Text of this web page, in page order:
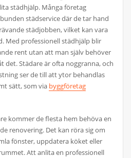
städhjälp. Många företag
städservice där de tar hand
städjobben, vilket kan vara
Med professionell städhjälp blir
rent utan att man själv behöver
det. Städare är ofta noggranna, och
ser de till att ytor behandlas
sätt, som via byggföretag
kommer de flesta hem behöva en
renovering. Det kan röra sig om
fönster, uppdatera köket eller
Att anlita en professionell